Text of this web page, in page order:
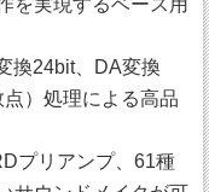
を実現するベース用
換24bit、DA変換
）処理による高品
プリアンプ、61種